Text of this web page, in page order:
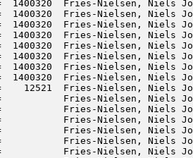
1400320  Fries-Nielsen,
1400320  Fries-Nielsen,
1400320  Fries-Nielsen,
1400320  Fries-Nielsen, Niels
1400320  Fries-Nielsen,
1400320  Fries-Nielsen, Niels
1400320  Fries-Nielsen, Niels
1400320  Fries-Nielsen,
12521  Fries-Nielsen,
Fries-Nielsen, Niels
Fries-Nielsen,
Fries-
Fries-Nielsen, Niels
Fries-Nielsen, Niels
Fries-